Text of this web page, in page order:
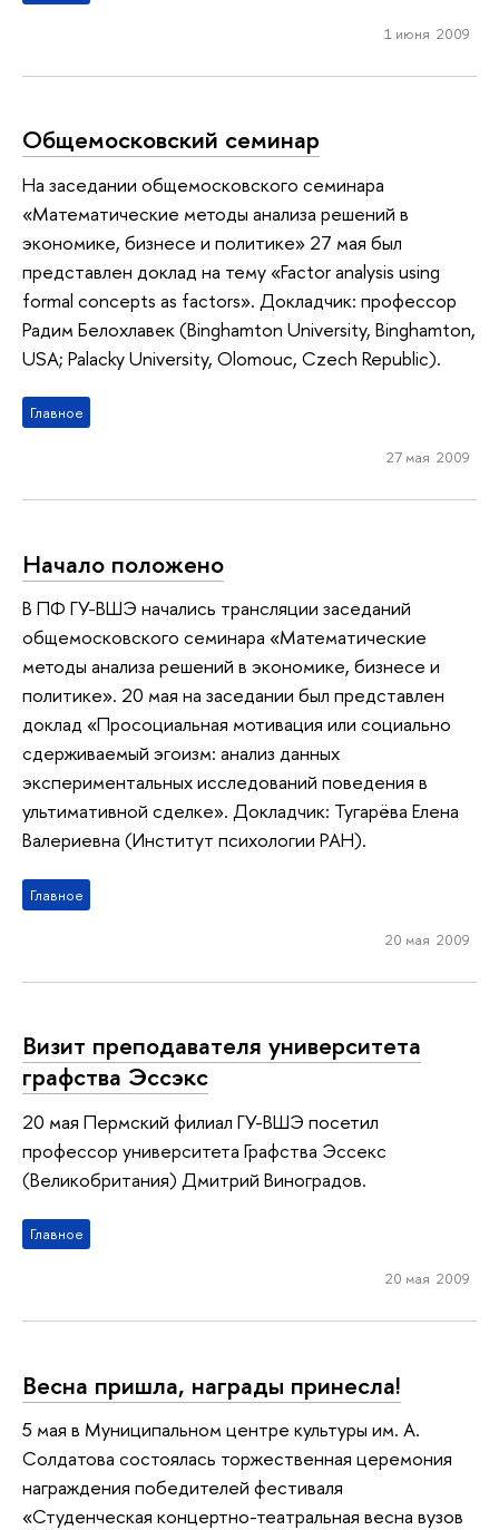
1 июня 2009
Общемосковский семинар
На заседании общемосковского семинара
«Математические методы анализа решений в
экономике, бизнесе и политике» 27 мая был
представлен доклад на тему «Factor analysis using
formal concepts as factors». Докладчик: профессор
Радим Белохлавек (Binghamton University, Binghamton,
USA; Palacky University, Olomouc, Czech Republic).
Главное
27 мая 2009
Начало положено
В ПФ ГУ-ВШЭ начались трансляции заседаний
общемосковского семинара «Математические
методы анализа решений в экономике, бизнесе и
политике». 20 мая на заседании был представлен
доклад «Просоциальная мотивация или социально
сдерживаемый эгоизм: анализ данных
экспериментальных исследований поведения в
ультимативной сделке». Докладчик: Тугарёва Елена
Валериевна (Институт психологии РАН).
Главное
20 мая 2009
Визит преподавателя университета
графства Эссэкс
20 мая Пермский филиал ГУ-ВШЭ посетил
профессор университета Графства Эссекс
(Великобритания) Дмитрий Виноградов.
Главное
20 мая 2009
Весна пришла, награды принесла!
5 мая в Муниципальном центре культуры им. А.
Солдатова состоялась торжественная церемония
награждения победителей фестиваля
«Студенческая концертно-театральная весна вузов